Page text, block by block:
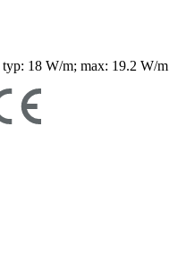
typ: 18 W/m; max: 19.2 W/m